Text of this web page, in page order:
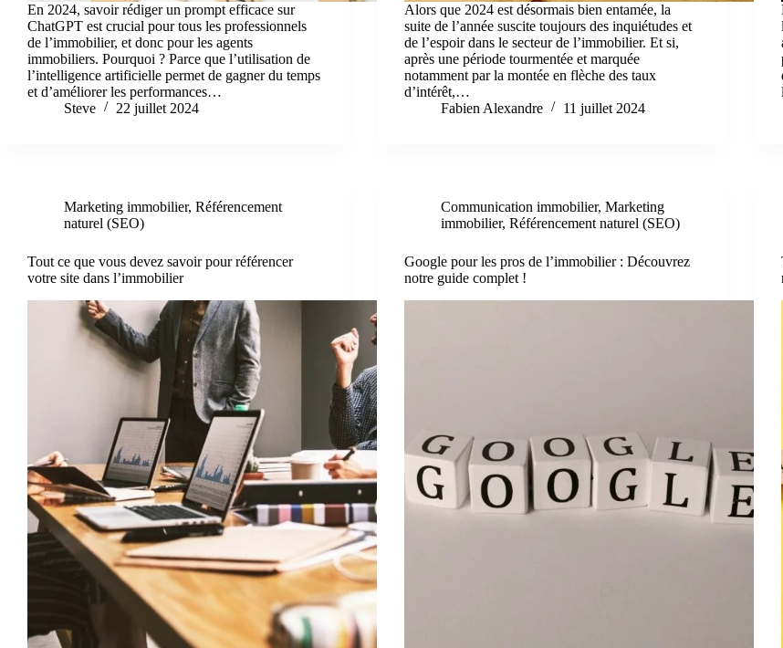
En 2024, savoir rédiger un prompt efficace sur
ChatGPT est crucial pour tous les professionnels
de l’immobilier, et donc pour les agents
immobiliers. Pourquoi ? Parce que l’utilisation de
l’intelligence artificielle permet de gagner du temps
et d’améliorer les performances…
Steve
22 juillet 2024
Alors que 2024 est désormais bien entamée, la
suite de l’année suscite toujours des inquiétudes et
de l’espoir dans le secteur de l’immobilier. Et si,
après une période tourmentée et marquée
notamment par la montée en flèche des taux
d’intérêt,…
Fabien Alexandre
11 juillet 2024
Marketing immobilier, Référencement
naturel (SEO)
Tout ce que vous devez savoir pour référencer
votre site dans l’immobilier
Communication immobilier,Marketing
immobilier,Référencement naturel (SEO)
Google pour les pros de l’immobilier : Découvrez
notre guide complet !